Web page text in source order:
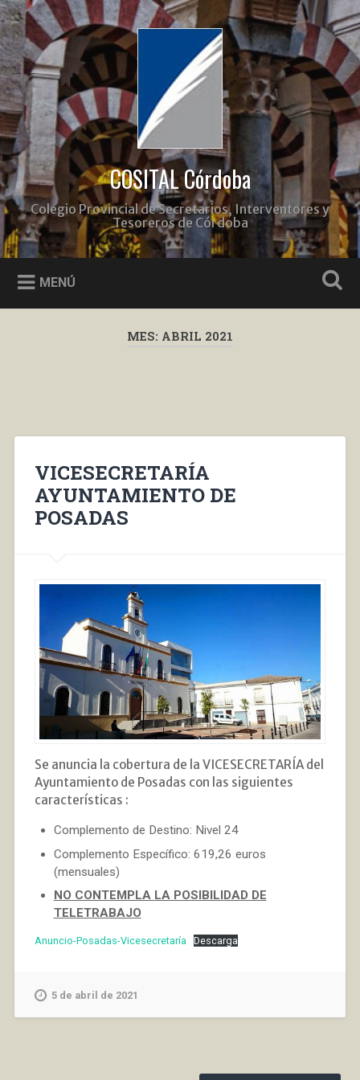
Saltar
al
contenido
Buscar
COSITAL Córdoba
Colegio Provincial de Secretarios, Interventores y
Tesoreros de Córdoba
MENÚ
MES: ABRIL 2021
VICESECRETARÍA
AYUNTAMIENTO DE
POSADAS
Se anuncia la cobertura de la VICESECRETARÍA del
Ayuntamiento de Posadas con las siguientes
características :
Complemento de Destino: Nivel 24
Complemento Específico: 619,26 euros
(mensuales)
NO CONTEMPLA LA POSIBILIDAD DE
TELETRABAJO
Anuncio-Posadas-Vicesecretaría Descarga
5 de abril de 2021